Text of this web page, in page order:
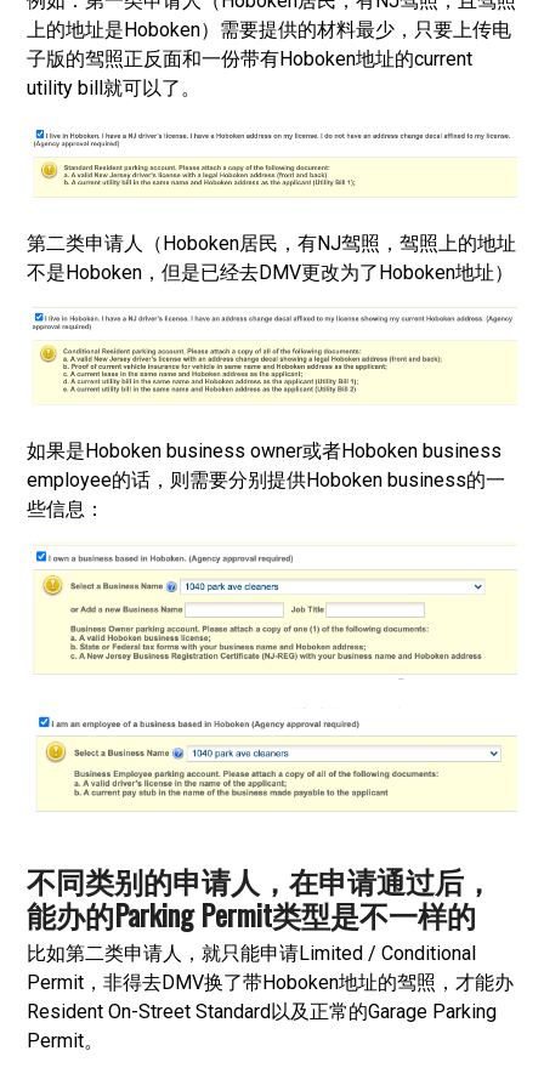
上的地址是Hoboken）需要提供的材料最少，只要上传电
子版的驾照正反面和一份带有Hoboken地址的current
utility bill就可以了。
第二类申请人（Hoboken居民，有NJ驾照，驾照上的地址
不是Hoboken，但是已经去DMV更改为了Hoboken地址）
如果是Hoboken business owner或者Hoboken business
employee的话，则需要分别提供Hoboken business的一
些信息：
不同类别的申请人，在申请通过后，
能办的Parking Permit类型是不一样的
比如第二类申请人，就只能申请Limited / Conditional
Permit，非得去DMV换了带Hoboken地址的驾照，才能办
Resident On-Street Standard以及正常的Garage Parking
Permit。